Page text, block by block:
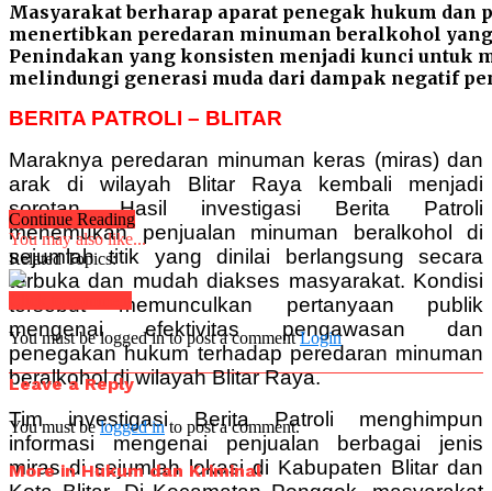
Masyarakat berharap aparat penegak hukum dan
menertibkan peredaran minuman beralkohol
Penindakan yang konsisten menjadi kunci untuk
melindungi generasi muda dari dampak negatif
BERITA PATROLI – BLITAR
Maraknya peredaran minuman keras (miras) dan
arak di wilayah Blitar Raya kembali menjadi
sorotan. Hasil investigasi Berita Patroli
menemukan penjualan minuman beralkohol di
sejumlah titik yang dinilai berlangsung secara
terbuka dan mudah diakses masyarakat. Kondisi
tersebut memunculkan pertanyaan publik
mengenai efektivitas pengawasan dan
penegakan hukum terhadap peredaran minuman
beralkohol di wilayah Blitar Raya.
Tim investigasi Berita Patroli menghimpun
informasi mengenai penjualan berbagai jenis
miras di sejumlah lokasi di Kabupaten Blitar dan
Continue Reading
You may also like...
Related Topics:
You must be logged in to post a commentLogin
Leave a Reply
You must belogged into post a comment.
More in Hukum dan Kriminal